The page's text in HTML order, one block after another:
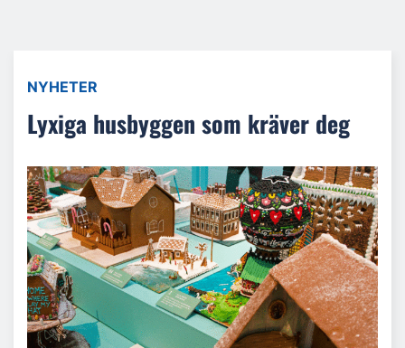
NYHETER
Lyxiga husbyggen som kräver deg